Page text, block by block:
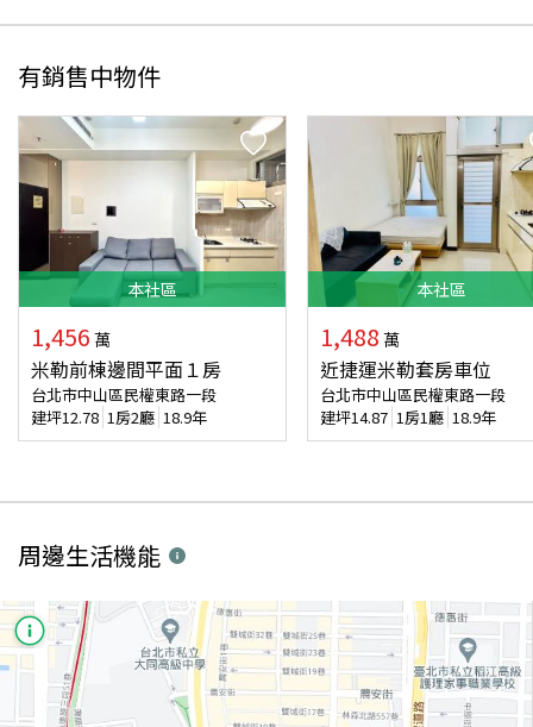
有銷售中物件
本社區
1,456 萬
米勒前棟邊間平面１房
台北市中山區民權東路一段
建坪12.78 1房2廳 18.9年
本社區
1,488 萬
近捷運米勒套房車位
台北市中山區民權東路一段
建坪14.87 1房1廳 18.9年
周邊生活機能